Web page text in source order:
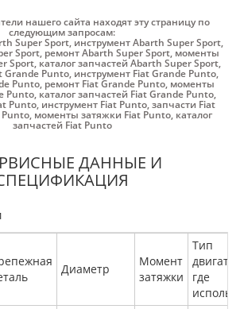
нашего сайта находят эту страницу по
следующим запросам:
Super Sport, инструмент Abarth Super Sport,
Sport, ремонт Abarth Super Sport, моменты
Sport, каталог запчастей Abarth Super Sport,
Grande Punto, инструмент Fiat Grande Punto,
Punto, ремонт Fiat Grande Punto, моменты
Punto, каталог запчастей Fiat Grande Punto,
Punto, инструмент Fiat Punto,запчасти Fiat
, моменты затяжки Fiat Punto, каталог
запчастей Fiat Punto
ДАННЫЕ И
Диаметр
Момент
затяжки
Тип
где